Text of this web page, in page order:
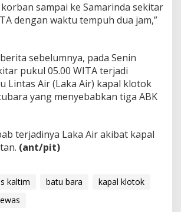
sampai ke Samarinda sekitar
dengan waktu tempuh dua jam,”
sebelumnya, pada Senin
pukul 05.00 WITA terjadi
Lintas Air (Laka Air) kapal klotok
yang menyebabkan tiga ABK
terjadinya Laka Air akibat kapal
(ant/pit)
kaltim batu bara
kapal klotok